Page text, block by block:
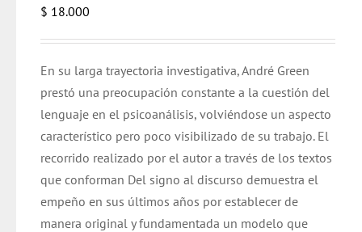
$ 18.000
En su larga trayectoria investigativa, André Green
prestó una preocupación constante a la cuestión del
lenguaje en el psicoanálisis, volviéndose un aspecto
característico pero poco visibilizado de su trabajo. El
recorrido realizado por el autor a través de los textos
que conforman Del signo al discurso demuestra el
empeño en sus últimos años por establecer de
manera original y fundamentada un modelo que